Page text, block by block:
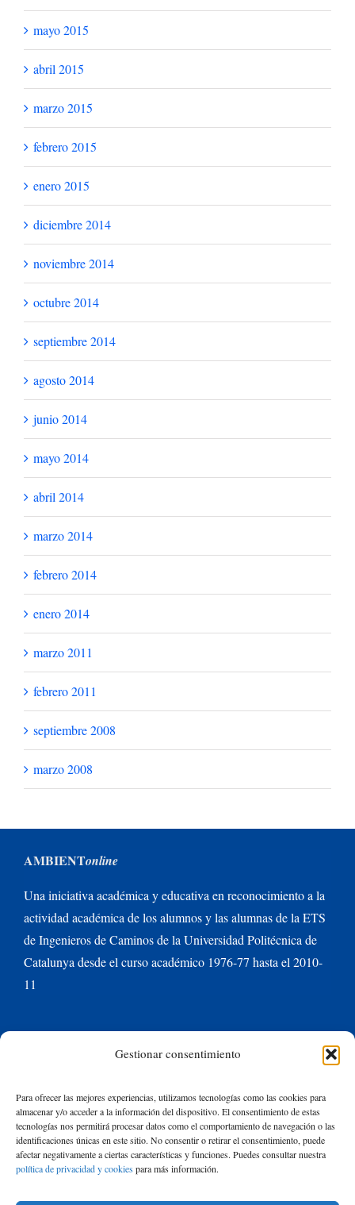
Gestionar consentimiento
Para ofrecer las mejores experiencias, utilizamos tecnologías como las cookies para
almacenar y/o acceder a la información del dispositivo. El consentimiento de estas
tecnologías nos permitirá procesar datos como el comportamiento de navegación o las
identificaciones únicas en este sitio. No consentir o retirar el consentimiento, puede
afectar negativamente a ciertas características y funciones. Puedes consultar nuestra
política de privacidad y cookiespara más información.
mayo 2015
abril 2015
marzo 2015
febrero 2015
enero 2015
diciembre 2014
noviembre 2014
octubre 2014
septiembre 2014
agosto 2014
junio 2014
mayo 2014
abril 2014
marzo 2014
febrero 2014
enero 2014
marzo 2011
febrero 2011
septiembre 2008
marzo 2008
AMBIENTonline
Una iniciativa académica y educativa en reconocimiento a la
actividad académica de los alumnos y las alumnas de la ETS
de Ingenieros de Caminos de la Universidad Politécnica de
Catalunya desde el curso académico 1976-77 hasta el 2010-
11
ETS de Ingenieros de Caminos de Barcelona
Contacte con nosotros